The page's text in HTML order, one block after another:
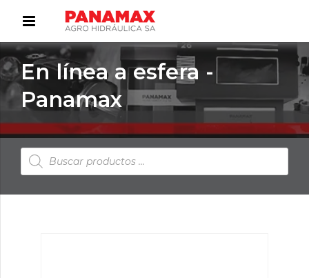
En línea a esfera -
Panamax
Búsqueda
de